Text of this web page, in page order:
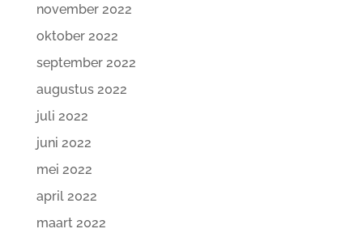
november 2022
oktober 2022
september 2022
augustus 2022
juli 2022
juni 2022
mei 2022
april 2022
maart 2022